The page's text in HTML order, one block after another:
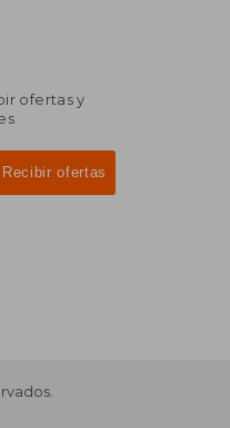
ofertas y